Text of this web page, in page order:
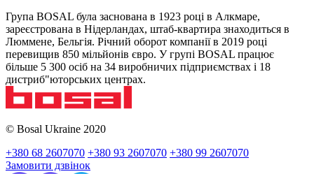
Група BOSAL була заснована в 1923 році в Алкмаре,
зареєстрована в Нідерландах, штаб-квартира знаходиться в
Люммене, Бельгія. Річний оборот компанії в 2019 році
перевищив 850 мільйонів євро. У групі BOSAL працює
більше 5 300 осіб на 34 виробничих підприємствах і 18
дистриб"юторських центрах.
© Bosal Ukraine 2020
+380 68 2607070 +380 93 2607070 +380 99 2607070
Замовити дзвінок